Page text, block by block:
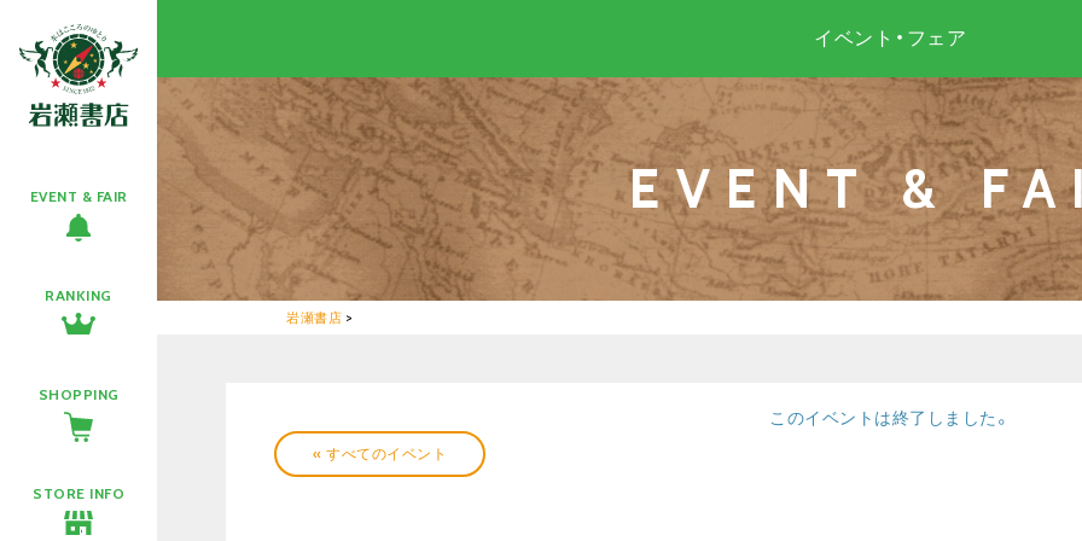
EVENT & FAIR
RANKING
SHOPPING
STORE INFO
イベント・フェア
EVENT &
岩瀬書店 >
« すべてのイベント
このイベントは終了しました。